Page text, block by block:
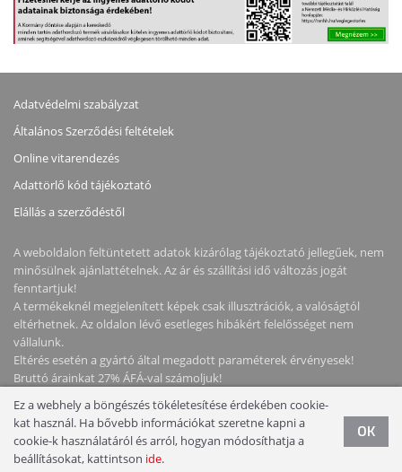
Adatvédelmi szabályzat
Általános Szerződési feltételek
Online vitarendezés
Adattörlő kód tájékoztató
Elállás a szerződéstől
A weboldalon feltüntetett adatok kizárólag tájékoztató jellegűek, nem
minősülnek ajánlattételnek. Az ár és szállítási idő változás jogát
fenntartjuk!
A termékeknél megjelenített képek csak illusztrációk, a valóságtól
eltérhetnek. Az oldalon lévő esetleges hibákért felelősséget nem
vállalunk.
Eltérés esetén a gyártó által megadott paraméterek érvényesek!
Bruttó árainkat 27% ÁFÁ-val számoljuk!
Copyright © 2026 NotebookStore. Minden jog fenntartva!
Ez a webhely a böngészés tökéletesítése érdekében cookie-
kat használ. Ha bővebb információkat szeretne kapni a
cookie-k használatáról és arról, hogyan módosíthatja a
beállításokat, kattintson ide.
OK